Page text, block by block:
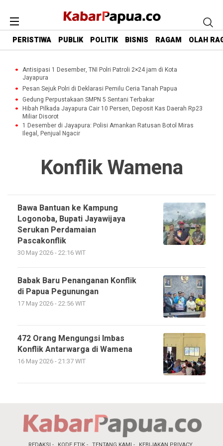
PERISTIWA PUBLIK POLITIK BISNIS RAGAM OLAH
Antisipasi 1 Desember, TNI Polri Patroli 2×24 jam di Kota
Jayapura
Pesan Sejuk Polri di Deklarasi Pemilu Ceria Tanah Papua
Gedung Perpustakaan SMPN 5 Sentani Terbakar
Hibah Pilkada Jayapura Cair 10 Persen, Deposit Kas Daerah Rp23
Miliar Disorot
1 Desember di Jayapura: Polisi Amankan Ratusan Botol Miras
Ilegal, Penjual Ngacir
Konflik Wamena
Bawa Bantuan ke Kampung
Logonoba, Bupati Jayawijaya
Serukan Perdamaian
Pascakonflik
30 May 2026 - 22:16 WIT
Babak Baru Penanganan Konflik
di Papua Pegunungan
17 May 2026 - 22:56 WIT
472 Orang Mengungsi Imbas
Konflik Antarwarga di Wamena
16 May 2026 - 21:37 WIT